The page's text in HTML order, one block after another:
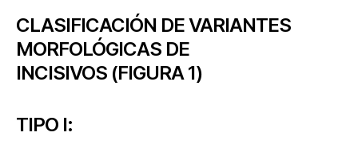
CLASIFICACIÓN DE VARIANTES
MORFOLÓGICAS DE
INCISIVOS (FIGURA 1)
TIPO I: